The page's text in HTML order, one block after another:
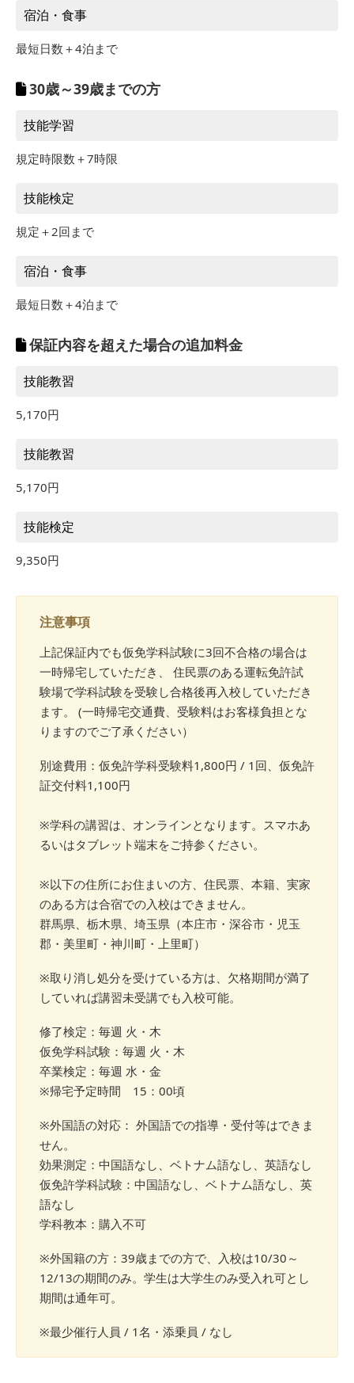
※25歳まで
※25歳まで
9/1～9/8
宿泊・食事
最短日数＋4泊まで
30歳～39歳までの方
技能学習
規定時限数＋7時限
技能検定
規定＋2回まで
宿泊・食事
最短日数＋4泊まで
保証内容を超えた場合の追加料金
技能教習
5,170円
技能教習
5,170円
技能検定
9,350円
注意事項
上記保証内でも仮免学科試験に3回不合格の場合は
一時帰宅していただき、 住民票のある運転免許試
験場で学科試験を受験し合格後再入校していただき
ます。 (一時帰宅交通費、受験料はお客様負担とな
りますのでご了承ください）
別途費用：仮免許学科受験料1,800円 / 1回、仮免許
証交付料1,100円
※学科の講習は、オンラインとなります。スマホあ
るいはタブレット端末をご持参ください。
※以下の住所にお住まいの方、住民票、本籍、実家
のある方は合宿での入校はできません。
群馬県、栃木県、埼玉県（本庄市・深谷市・児玉
郡・美里町・神川町・上里町）
※取り消し処分を受けている方は、欠格期間が満了
していれば講習未受講でも入校可能。
修了検定：毎週 火・木
仮免学科試験：毎週 火・木
卒業検定：毎週 水・金
※帰宅予定時間 15：00頃
※外国語の対応： 外国語での指導・受付等はできま
せん。
効果測定：中国語なし、ベトナム語なし、英語なし
仮免許学科試験：中国語なし、ベトナム語なし、英
語なし
学科教本：購入不可
※外国籍の方：39歳までの方で、入校は10/30～
12/13の期間のみ。学生は大学生のみ受入れ可とし
期間は通年可。
※最少催行人員 / 1名・添乗員 / なし